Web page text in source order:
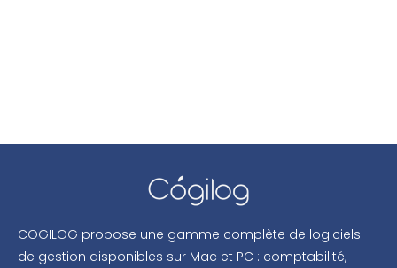
COGILOG propose une gamme complète de logiciels
de gestion disponibles sur Mac et PC : comptabilité,